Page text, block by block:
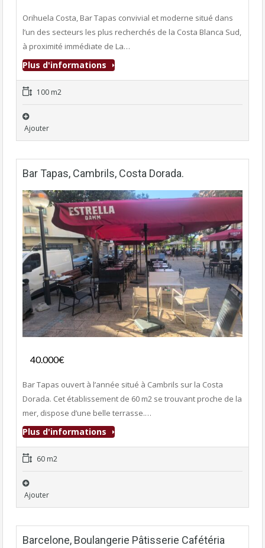
Orihuela Costa, Bar Tapas convivial et moderne situé dans
l’un des secteurs les plus recherchés de la Costa Blanca Sud,
à proximité immédiate de La…
Plus d'informations
100 m2
Ajouter
Bar Tapas, Cambrils, Costa Dorada.
Fonds de commerce
40.000€
Bar Tapas ouvert à l’année situé à Cambrils sur la Costa
Dorada. Cet établissement de 60 m2 se trouvant proche de la
mer, dispose d’une belle terrasse.…
Plus d'informations
60 m2
Ajouter
Barcelone, Boulangerie Pâtisserie Cafétéria